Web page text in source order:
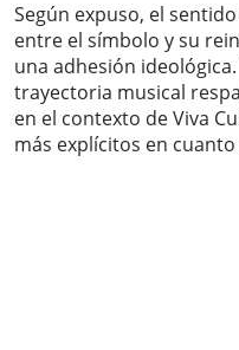
Según expuso, el
entre el símbolo y su
una adhesión
trayectoria musical
en el contexto de Viva
más explícitos en